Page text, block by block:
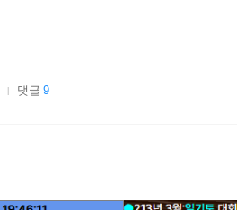
댓글 9